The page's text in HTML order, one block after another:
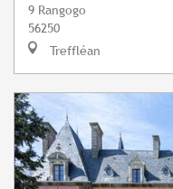
9 Rangogo
56250
Treffléan